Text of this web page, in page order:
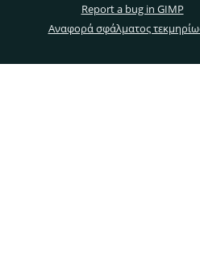
Report a bug in GIMP
Αναφορά σφάλματος